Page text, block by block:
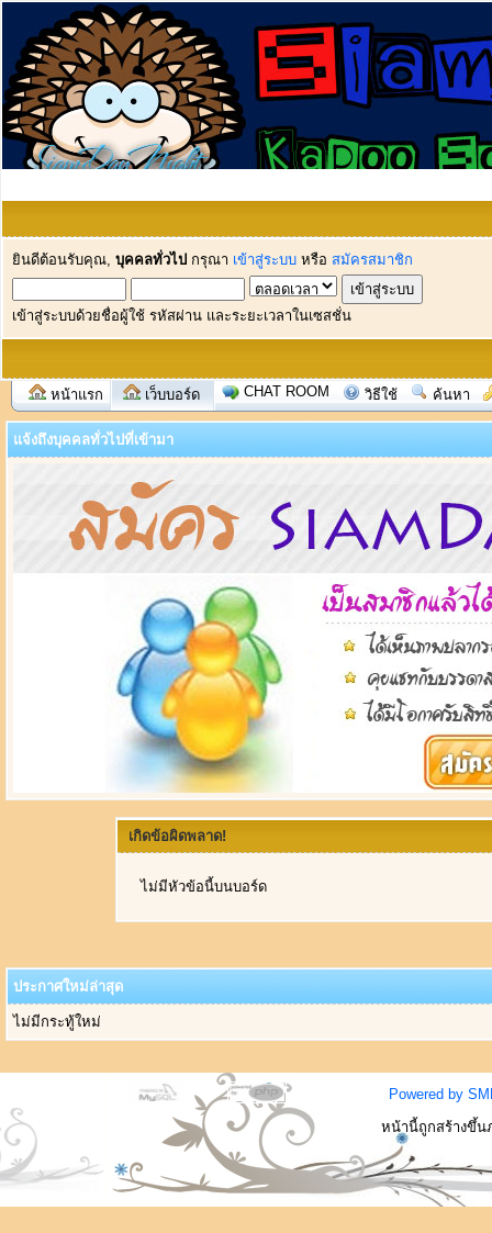
ยินดีต้อนรับคุณ, บุคคลทั่วไป กรุณา เข้าสู่ระบบ หรือ สมัครสมาชิก
เข้าสู่ระบบด้วยชื่อผู้ใช้ รหัสผ่าน และระยะเวลาในเซสชั่น
หน้าแรก เว็บบอร์ด CHAT ROOM วิธีใช้ ค้นหา
แจ้งถึงบุคคลทั่วไปที่เข้ามา
เกิดข้อผิดพลาด!
ไม่มีหัวข้อนี้บนบอร์ด
ประกาศใหม่ล่าสุด
ไม่มีกระทู้ใหม่
Powered by
หน้านี้ถูกสร้างขึ้น